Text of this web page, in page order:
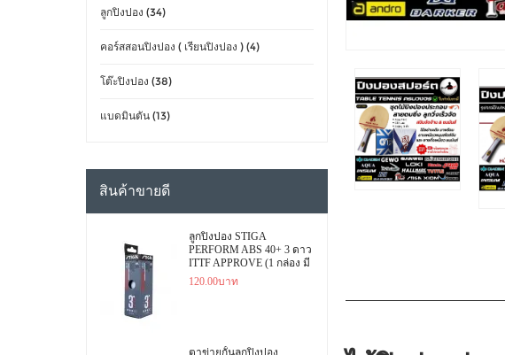
ลูกปิงปอง (34)
คอร์สสอนปิงปอง ( เรียนปิงปอง ) (4)
โต๊ะปิงปอง (38)
แบดมินตัน (13)
สินค้าขายดี
ลูกปิงปอง STIGA
PERFORM ABS 40+ 3 ดาว
ITTF APPROVE (1 กล่อง มี
3 ลูก)
120.00บาท
ตาข่ายกั้นลูกปิงปอง